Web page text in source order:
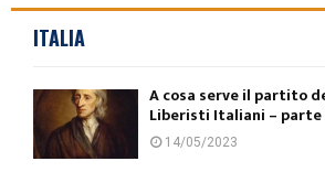
ITALIA
A cosa serve il partito
Liberisti Italiani – parte
14/05/2023